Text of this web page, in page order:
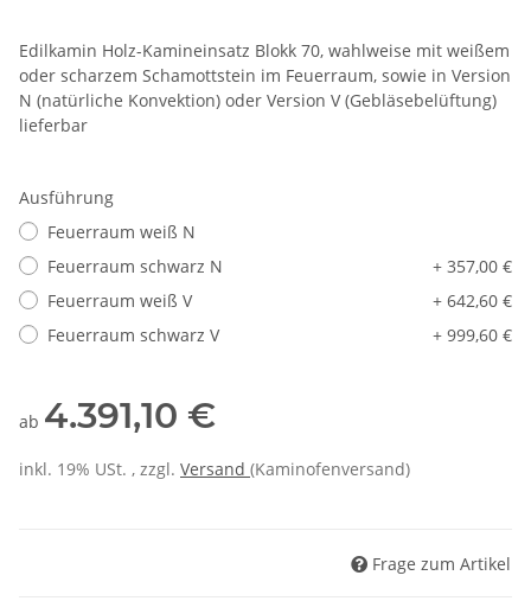
Edilkamin Holz-Kamineinsatz Blokk 70, wahlweise mit weißem
oder scharzem Schamottstein im Feuerraum, sowie in Version
N (natürliche Konvektion) oder Version V (Gebläsebelüftung)
lieferbar
Ausführung
Feuerraum weiß N
Feuerraum schwarz N
+ 357,00 €
Feuerraum weiß V
+ 642,60 €
Feuerraum schwarz V
+ 999,60 €
ab 4.391,10 €
inkl. 19% USt. , zzgl. Versand (Kaminofenversand)
Frage zum Artikel